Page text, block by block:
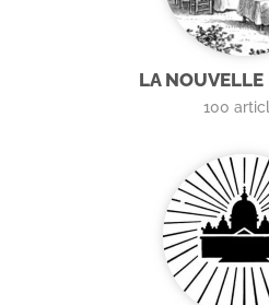
LA NOUVELLE
100